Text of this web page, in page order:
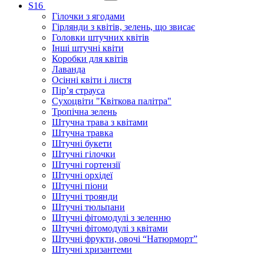
S16
Гілочки з ягодами
Гірлянди з квітів, зелень, що звисає
Головки штучних квітів
Інші штучні квіти
Коробки для квітів
Лаванда
Осінні квіти і листя
Пір’я страуса
Сухоцвіти "Квіткова палітра"
Тропічна зелень
Штучна трава з квітами
Штучна травка
Штучні букети
Штучні гілочки
Штучні гортензії
Штучні орхідеї
Штучні піони
Штучні троянди
Штучні тюльпани
Штучні фітомодулі з зеленню
Штучні фітомодулі з квітами
Штучні фрукти, овочі “Натюрморт”
Штучні хризантеми